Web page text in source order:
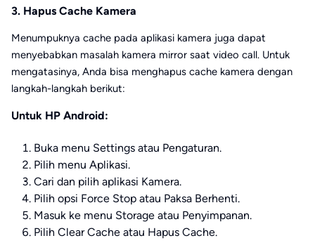
3. Hapus Cache Kamera
Menumpuknya cache pada aplikasi kamera juga dapat
menyebabkan masalah kamera mirror saat video call. Untuk
mengatasinya, Anda bisa menghapus cache kamera dengan
langkah-langkah berikut:
Untuk HP Android:
Buka menu Settings atau Pengaturan.
Pilih menu Aplikasi.
Cari dan pilih aplikasi Kamera.
Pilih opsi Force Stop atau Paksa Berhenti.
Masuk ke menu Storage atau Penyimpanan.
Pilih Clear Cache atau Hapus Cache.